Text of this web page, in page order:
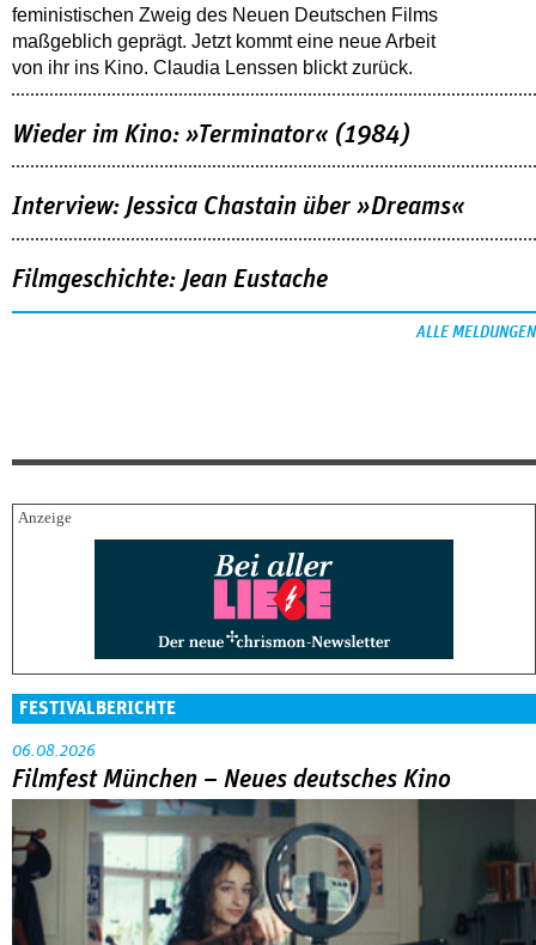
feministischen Zweig des Neuen Deutschen Films
maßgeblich geprägt. Jetzt kommt eine neue Arbeit
von ihr ins Kino. Claudia Lenssen blickt zurück.
Wieder im Kino: »Terminator« (1984)
Interview: Jessica Chastain über »Dreams«
Filmgeschichte: Jean Eustache
ALLE MELDUNGEN
FESTIVALBERICHTE
06.08.2026
Filmfest München – Neues deutsches Kino